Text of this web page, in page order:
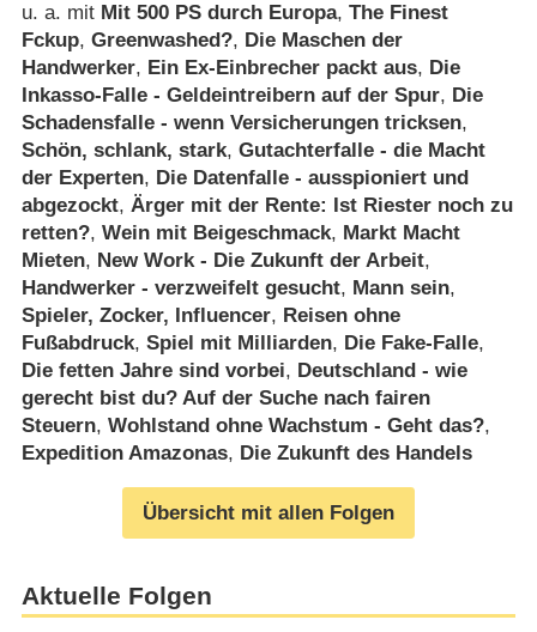
u. a. mit Mit 500 PS durch Europa, The Finest
Fckup, Greenwashed?, Die Maschen der
Handwerker, Ein Ex-Einbrecher packt aus, Die
Inkasso-Falle - Geldeintreibern auf der Spur, Die
Schadensfalle - wenn Versicherungen tricksen,
Schön, schlank, stark, Gutachterfalle - die Macht
der Experten, Die Datenfalle - ausspioniert und
abgezockt, Ärger mit der Rente: Ist Riester noch zu
retten?, Wein mit Beigeschmack, Markt Macht
Mieten, New Work - Die Zukunft der Arbeit,
Handwerker - verzweifelt gesucht, Mann sein,
Spieler, Zocker, Influencer, Reisen ohne
Fußabdruck, Spiel mit Milliarden, Die Fake-Falle,
Die fetten Jahre sind vorbei, Deutschland - wie
gerecht bist du? Auf der Suche nach fairen
Steuern, Wohlstand ohne Wachstum - Geht das?,
Expedition Amazonas, Die Zukunft des Handels
Übersicht mit allen Folgen
Aktuelle Folgen